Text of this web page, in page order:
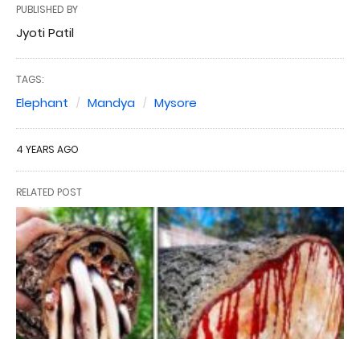
PUBLISHED BY
Jyoti Patil
TAGS:
Elephant Mandya Mysore
4 YEARS AGO
RELATED POST